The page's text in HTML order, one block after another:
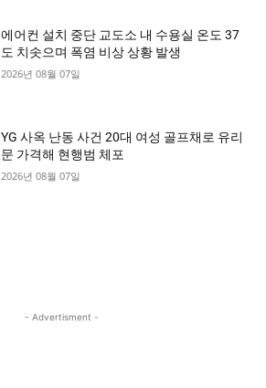
에어컨 설치 중단 교도소 내 수용실 온도 37
도 치솟으며 폭염 비상 상황 발생
2026년 08월 07일
YG 사옥 난동 사건 20대 여성 골프채로 유리
문 가격해 현행범 체포
2026년 08월 07일
- Advertisment -